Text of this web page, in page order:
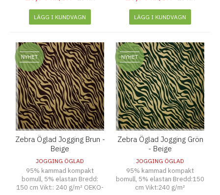
LÄGG I KUNDVAGN LÄGG I KUNDVAGN
Zebra Öglad Jogging Brun -
Beige
JOGGING ÖGLAD
95% kammad kompakt
bomull, 5% elastan Bredd:
150 cm Vikt:: 240 g/m² OEKO-
Zebra Öglad Jogging Grön
- Beige
JOGGING ÖGLAD
95% kammad kompakt
bomull, 5% elastan Bredd:150
cm Vikt:240 g/m²